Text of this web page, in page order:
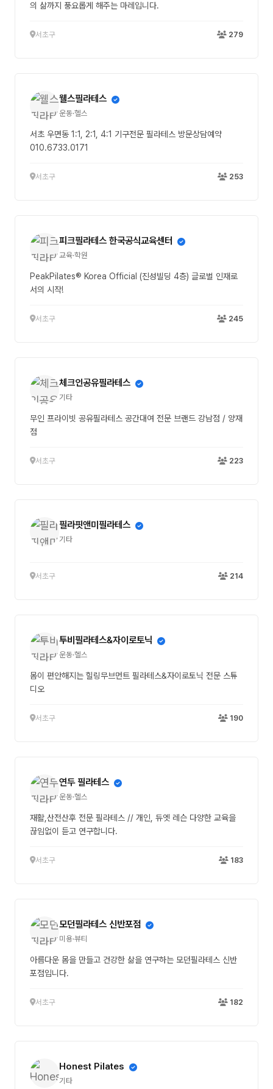
의 삶까지 풍요롭게 해주는 마레입니다.
서초구 279
웰스필라테스
운동·헬스
서초 우면동 1:1, 2:1, 4:1 기구전문 필라테스 방문상담예약
010.6733.0171
서초구 253
피크필라테스 한국공식교육센터
교육·학원
PeakPilates® Korea Official (진성빌딩 4층) 글로벌 인재로
서의 시작!
서초구 245
체크인공유필라테스
기타
무인 프라이빗 공유필라테스 공간대여 전문 브랜드 강남점 / 양재
점
서초구 223
필라핏앤미필라테스
기타
서초구 214
투비필라테스&자이로토닉
운동·헬스
몸이 편안해지는 힐링무브먼트 필라테스&자이로토닉 전문 스튜
디오
서초구 190
연두 필라테스
운동·헬스
재활,산전산후 전문 필라테스 // 개인, 듀엣 레슨 다양한 교육을
끊임없이 듣고 연구합니다.
서초구 183
모던필라테스 신반포점
미용·뷰티
아름다운 몸을 만들고 건강한 삶을 연구하는 모던필라테스 신반
포점입니다.
서초구 182
Honest Pilates
기타